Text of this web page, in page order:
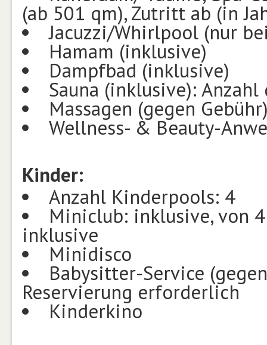
(ab 501 qm), Zutritt ab (in
Jacuzzi/Whirlpool (nur
Hamam (inklusive)
Dampfbad (inklusive)
Sauna (inklusive): Anzahl
Massagen (gegen
Wellness- & Beauty-
Kinder:
Anzahl Kinderpools: 4
Miniclub: inklusive, von
inklusive
Minidisco
Babysitter-Service
Reservierung erforderlich
Kinderkino